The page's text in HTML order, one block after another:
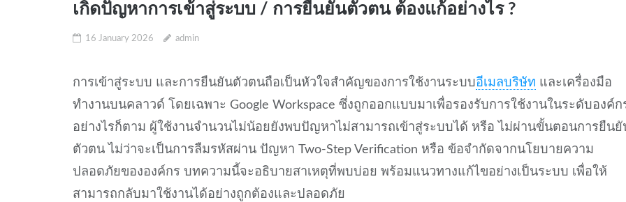
เกิดปัญหาการเข้าสู่ระบบ / การยืนยันตัวตน ต้องแก้อย่างไร ?
16 January 2026 admin
การเข้าสู่ระบบ และการยืนยันตัวตนถือเป็นหัวใจสำคัญของการใช้งานระบบอีเมลบริษัท และเครื่องมือ
ทำงานบนคลาวด์ โดยเฉพาะ Google Workspace ซึ่งถูกออกแบบมาเพื่อรองรับการใช้งานในระดับองค์ก
อย่างไรก็ตาม ผู้ใช้งานจำนวนไม่น้อยยังพบปัญหาไม่สามารถเข้าสู่ระบบได้ หรือ ไม่ผ่านขั้นตอนการยืนยั
ตัวตน ไม่ว่าจะเป็นการลืมรหัสผ่าน ปัญหา Two-Step Verification หรือ ข้อจำกัดจากนโยบายความ
ปลอดภัยขององค์กร บทความนี้จะอธิบายสาเหตุที่พบบ่อย พร้อมแนวทางแก้ไขอย่างเป็นระบบ เพื่อให้
สามารถกลับมาใช้งานได้อย่างถูกต้องและปลอดภัย